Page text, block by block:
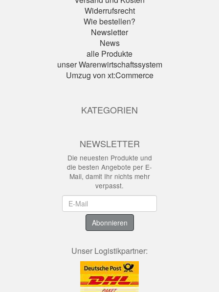
Widerrufsrecht
Wie bestellen?
Newsletter
News
alle Produkte
unser Warenwirtschaftssystem
Umzug von xt:Commerce
KATEGORIEN
NEWSLETTER
Die neuesten Produkte und
die besten Angebote per E-
Mail, damit Ihr nichts mehr
verpasst.
Abonnieren
Unser Logistikpartner: